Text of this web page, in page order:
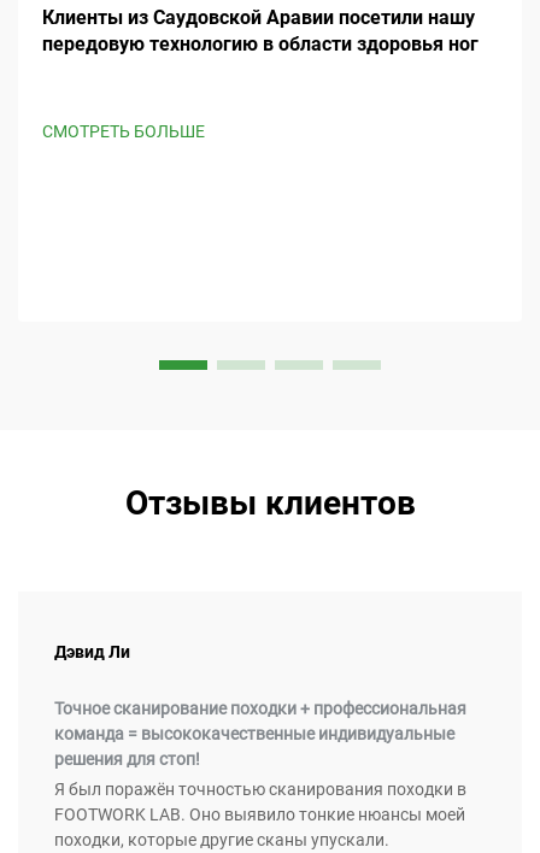
Клиенты из Саудовской Аравии посетили нашу
передовую технологию в области здоровья ног
СМОТРЕТЬ БОЛЬШЕ
Отзывы клиентов
Дэвид Ли
Точное сканирование походки + профессиональная
команда = высококачественные индивидуальные
решения для стоп!
Я был поражён точностью сканирования походки в
FOOTWORK LAB. Оно выявило тонкие нюансы моей
походки, которые другие сканы упускали.